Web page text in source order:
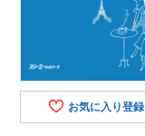
お気に入り登録